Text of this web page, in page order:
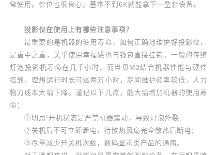
常使用。价位也很良心，基本不到6K就能拿下一整套设备。
投影仪在使用上有哪些注意事项？
最重要的是机器的使用寿命，如何正确地维护好投影仪，
是重中之重，关乎使用幸福感也与钱包直接挂钩。一般的传统
灯泡投影机寿命在几千小时，而当贝M3结合机器性能与硬件
搭载，理想运行时长可达两万小时，期间维护频率较低，人力
物力成本大幅下降。谨记以下几点，能大幅增加机器的使用寿
命：
①切忌!开机状态是严禁机器震动，导致灯泡炸裂;
②关机后不可立即断电，待散热风扇完全散热后断电;
③尽量减少开关机次数，数码显示类产品的通病。